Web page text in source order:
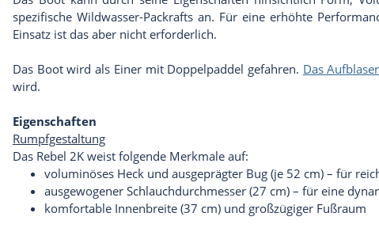
spezifische Wildwasser-Packrafts an. Für eine erhöhte
Einsatz ist das aber nicht erforderlich.
Das Boot wird als Einer mit Doppelpaddel gefahren. Das
wird.
Eigenschaften
Rumpfgestaltung
Das Rebel 2K weist folgende Merkmale auf:
voluminöses Heck und ausgeprägter Bug (je 52 cm) – für
ausgewogener Schlauchdurchmesser (27 cm) – für eine
komfortable Innenbreite (37 cm) und großzügiger Fußraum